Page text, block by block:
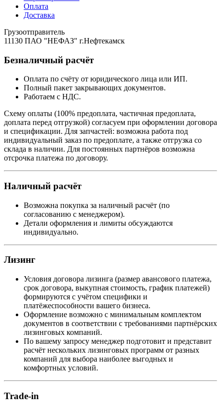
Оплата
Доставка
Грузоотправитель
11130 ПАО "НЕФАЗ" г.Нефтекамск
Безналичный расчёт
Оплата по счёту от юридического лица или ИП.
Полный пакет закрывающих документов.
Работаем с НДС.
Схему оплаты (100% предоплата, частичная предоплата,
доплата перед отгрузкой) согласуем при оформлении договора
и спецификации. Для запчастей: возможна работа под
индивидуальный заказ по предоплате, а также отгрузка со
склада в наличии. Для постоянных партнёров возможна
отсрочка платежа по договору.
Наличный расчёт
Возможна покупка за наличный расчёт (по
согласованию с менеджером).
Детали оформления и лимиты обсуждаются
индивидуально.
Лизинг
Условия договора лизинга (размер авансового платежа,
срок договора, выкупная стоимость, график платежей)
формируются с учётом специфики и
платёжеспособности вашего бизнеса.
Оформление возможно с минимальным комплектом
документов в соответствии с требованиями партнёрских
лизинговых компаний.
По вашему запросу менеджер подготовит и представит
расчёт нескольких лизинговых программ от разных
компаний для выбора наиболее выгодных и
комфортных условий.
Trade-in